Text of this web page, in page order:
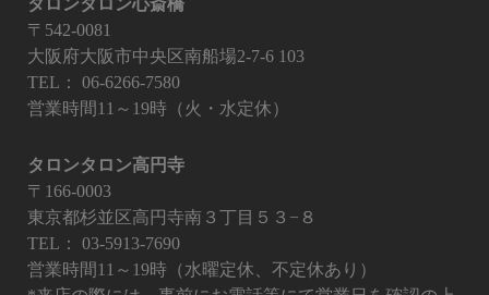
タロンタロン心斎橋
〒542-0081
大阪府大阪市中央区南船場2-7-6 103
TEL：
06-6266-7580
営業時間11～19時（火・水定休）
タロンタロン高円寺
〒166-0003
東京都杉並区高円寺南３丁目５３−８
TEL：
03-5913-7690
営業時間11～19時（水曜定休、不定休あり）